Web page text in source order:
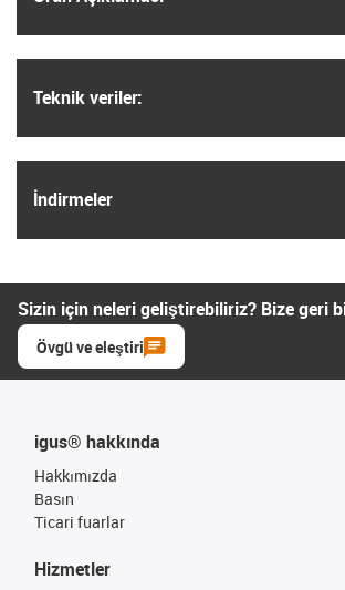
Teknik veriler:
İndirmeler
Sizin için neleri geliştirebiliriz? Bize geri
Övgü ve eleştiri
igus® hakkında
Hakkımızda
Basın
Ticari fuarlar
Hizmetler